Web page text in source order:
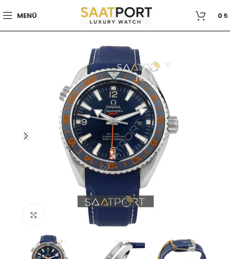
MENÜ 0₺
Büyütmek için tıklayın